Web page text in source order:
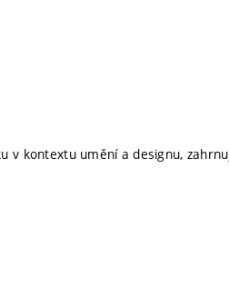
v kontextu umění a designu,